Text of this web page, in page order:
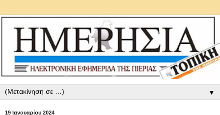
▼
19 Ιανουαρίου 2024